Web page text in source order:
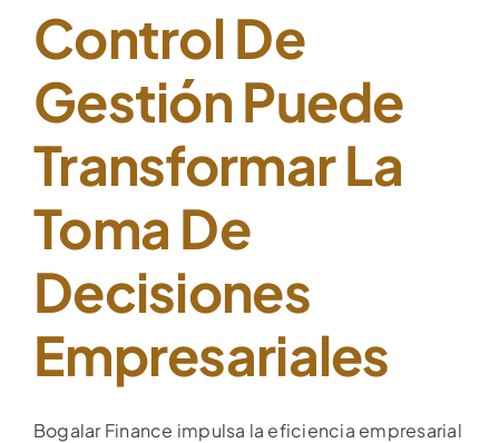
Control De
Gestión Puede
Transformar La
Toma De
Decisiones
Empresariales
Bogalar Finance impulsa la eficiencia empresarial